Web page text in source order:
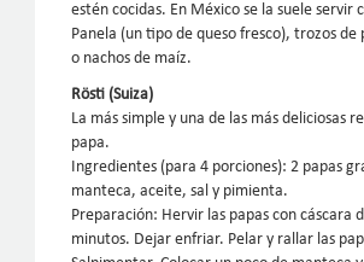
estén cocidas. En México se la suele servir
Panela (un tipo de queso fresco), trozos
o nachos de maíz.
Rösti (Suiza)
La más simple y una de las más deliciosas
papa.
Ingredientes (para 4 porciones): 2 papas
manteca, aceite, sal y pimienta.
Preparación: Hervir las papas con cáscara
minutos. Dejar enfriar. Pelar y rallar las